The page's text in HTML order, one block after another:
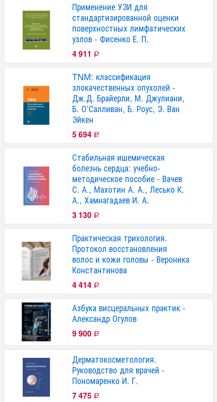
Применение УЗИ для
стандартизированной оценки
поверхностных лимфатических
узлов - Фисенко Е. П.
4 911 Р
TNM: классификация
злокачественных опухолей -
Дж.Д. Брайерли, М. Джулиани,
Б. О’Салливан, Б. Роус, Э. Ван
Эйкен
5 694 Р
Стабильная ишемическая
болезнь сердца: учебно-
методическое пособие - Вачев
С. А., Махотин А. А., Лесько К.
А., Хамнагадаев И. А.
3 130 Р
Практическая трихология.
Протокол восстановления
волос и кожи головы - Вероника
Константинова
4 414 Р
Азбука висцеральных практик -
Александр Огулов
9 900 Р
Дерматокосметология.
Руководство для врачей -
Пономаренко И. Г.
7 475 Р